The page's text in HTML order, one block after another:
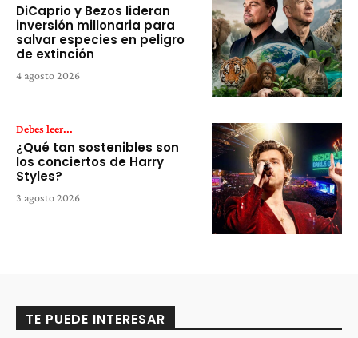
DiCaprio y Bezos lideran
inversión millonaria para
salvar especies en peligro
de extinción
4 agosto 2026
Debes leer...
¿Qué tan sostenibles son
los conciertos de Harry
Styles?
3 agosto 2026
TE PUEDE INTERESAR